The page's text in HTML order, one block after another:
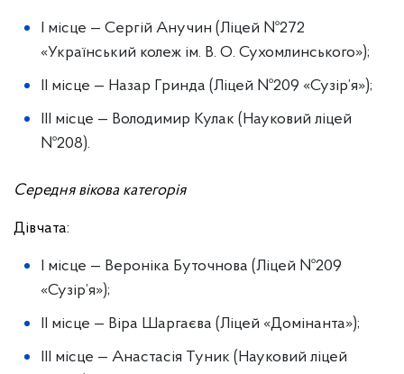
І місце — Сергій Анучин (Ліцей №272
«Український колеж ім. В. О. Сухомлинського»);
ІІ місце — Назар Гринда (Ліцей №209 «Сузір’я»);
ІІІ місце — Володимир Кулак (Науковий ліцей
№208).
Середня вікова категорія
Дівчата:
І місце — Вероніка Буточнова (Ліцей №209
«Сузір’я»);
ІІ місце — Віра Шаргаєва (Ліцей «Домінанта»);
ІІІ місце — Анастасія Туник (Науковий ліцей